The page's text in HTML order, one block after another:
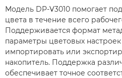
Модель DP-V3010 помогает
цвета в течение всего
Поддерживается формат
параметры цветовых
импортировать или
накопитель. Поддержка
обеспечивает точное